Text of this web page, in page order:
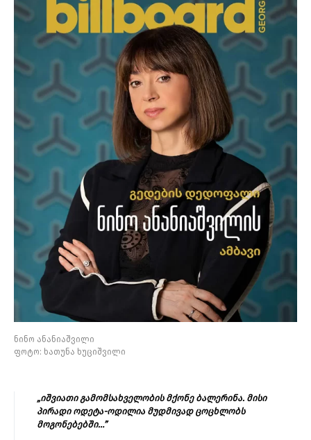
ნინო ანანიაშვილი
ფოტო: ხათუნა ხუციშვილი
„იშვიათი გამომსახველობის მქონე ბალერინა. მისი
პირადი ოდეტა-ოდილია მუდმივად ცოცხლობს
მოგონებებში…”